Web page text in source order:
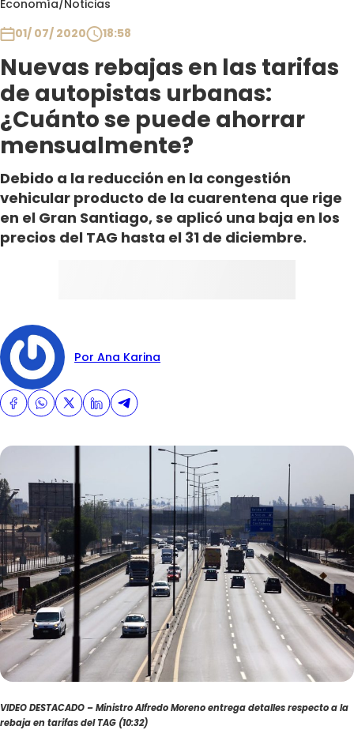
Economía/Noticias
01/ 07/ 2020
18:58
Nuevas rebajas en las tarifas
de autopistas urbanas:
¿Cuánto se puede ahorrar
mensualmente?
Debido a la reducción en la congestión
vehicular producto de la cuarentena que rige
en el Gran Santiago, se aplicó una baja en los
precios del TAG hasta el 31 de diciembre.
Por Ana Karina
VIDEO DESTACADO – Ministro Alfredo Moreno entrega detalles respecto a la
rebaja en tarifas del TAG (10:32)
Club De La Comedia
Contigo en Directo
Plan Perfecto
El Tiempo
Sabingo
Todos Los Programas